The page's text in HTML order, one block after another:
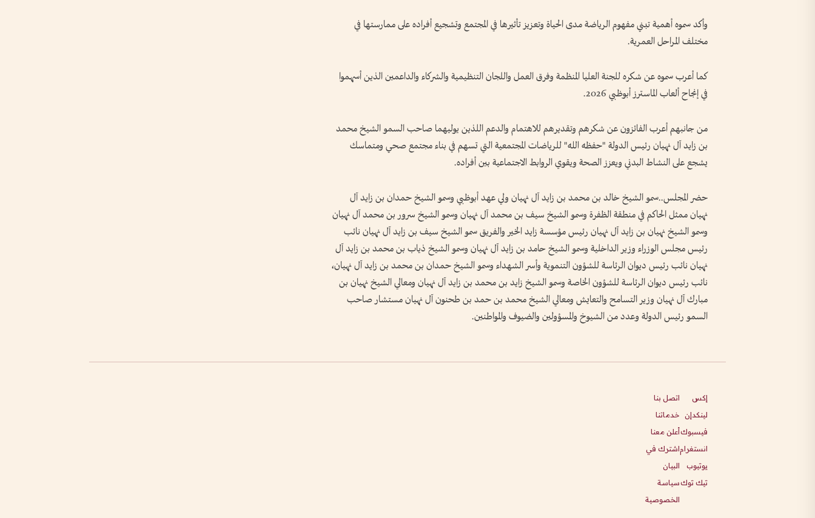
وأكد سموه أهمية تبني مفهوم الرياضة مدى الحياة وتعزيز تأثيرها في المجتمع وتشجيع أفراده على ممارستها في
مختلف المراحل العمرية.
كما أعرب سموه عن شكره للجنة العليا المنظمة وفرق العمل واللجان التنظيمية والشركاء والداعمين الذين أسهموا
في إنجاح ألعاب الماسترز أبوظبي 2026.
من جانبهم أعرب الفائزون عن شكرهم وتقديرهم للاهتمام والدعم اللذين يوليهما صاحب السمو الشيخ محمد
بن زايد آل نهيان رئيس الدولة "حفظه الله" للرياضات المجتمعية التي تسهم في بناء مجتمع صحي ومتماسك
يشجع على النشاط البدني ويعزز الصحة ويقوي الروابط الاجتماعية بين أفراده.
حضر المجلس..سمو الشيخ خالد بن محمد بن زايد آل نهيان ولي عهد أبوظبي وسمو الشيخ حمدان بن زايد آل
نهيان ممثل الحاكم في منطقة الظفرة وسمو الشيخ سيف بن محمد آل نهيان وسمو الشيخ سرور بن محمد آل نهيان
وسمو الشيخ نهيان بن زايد آل نهيان رئيس مؤسسة زايد الخير والفريق سمو الشيخ سيف بن زايد آل نهيان نائب
رئيس مجلس الوزراء وزير الداخلية وسمو الشيخ حامد بن زايد آل نهيان وسمو الشيخ ذياب بن محمد بن زايد آل
نهيان نائب رئيس ديوان الرئاسة للشؤون التنموية وأسر الشهداء وسمو الشيخ حمدان بن محمد بن زايد آل نهيان،
نائب رئيس ديوان الرئاسة للشؤون الخاصة وسمو الشيخ زايد بن محمد بن زايد آل نهيان ومعالي الشيخ نهيان بن
مبارك آل نهيان وزير التسامح والتعايش ومعالي الشيخ محمد بن حمد بن طحنون آل نهيان مستشار صاحب
السمو رئيس الدولة وعدد من الشيوخ والمسؤولين والضيوف والمواطنين.
إكس
لينكدإن
فيسبوك
انستغرام
يوتيوب
تيك توك
اتصل بنا
خدماتنا
أعلن معنا
اشترك في
البيان
سياسة
الخصوصية